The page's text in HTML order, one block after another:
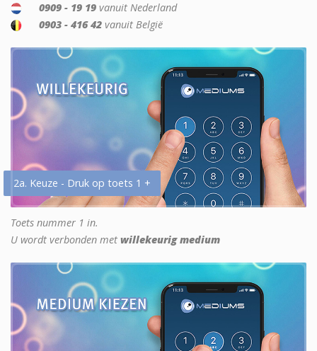
0909 - 19 19 vanuit Nederland
0903 - 416 42 vanuit België
2a. Keuze - Druk op toets 1 +
Toets nummer 1 in.
U wordt verbonden met willekeurig medium